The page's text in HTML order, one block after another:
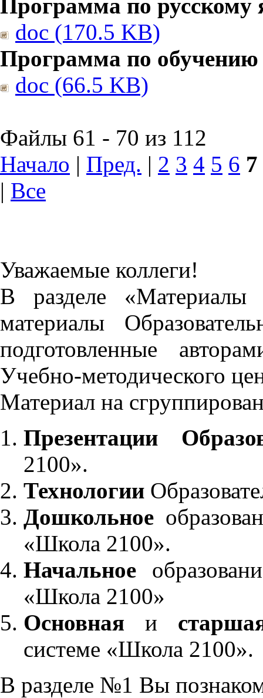
Программа по русскому
doc (170.5 KB)
Программа по обучению
doc (66.5 KB)
Файлы 61 - 70 из 112
Начало | Пред. | 2 3 4 5 6 7
| Все
Уважаемые коллеги!
В разделе «Материалы
материалы
подготовленные
Учебно-методического
Материал на
Презентации
2100».
Технологии
Дошкольное
«Школа 2100».
Начальное
«Школа 2100»
Основнаяи
системе «Школа 2100».
В разделе №1 Вы